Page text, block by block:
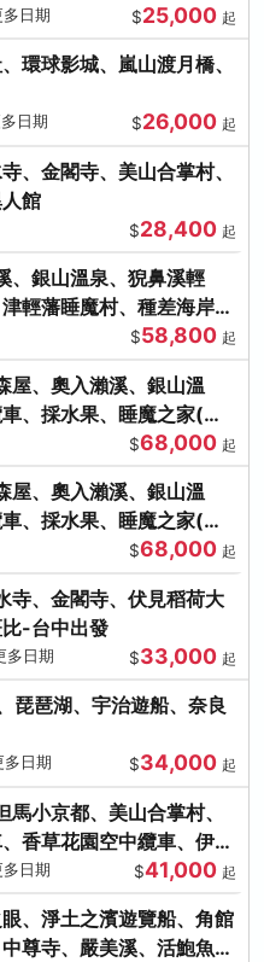
日期 $25,000 起
環球影城、嵐山渡月橋、
日期 $26,000 起
、金閣寺、美山合掌村、
館
$28,400 起
、銀山溫泉、猊鼻溪輕
輕藩睡魔村、種差海岸
$58,800 起
屋、奧入瀨溪、銀山溫
、採水果、睡魔之家(不
$68,000 起
屋、奧入瀨溪、銀山溫
、採水果、睡魔之家(不
$68,000 起
寺、金閣寺、伏見稻荷大
-台中出發
日期 $33,000 起
琵琶湖、宇治遊船、奈良
日期 $34,000 起
小京都、美山合掌村、
香草花園空中纜車、伊勢
日期 $41,000 起
、淨土之濱遊覽船、角館
尊寺、嚴美溪、活鮑魚